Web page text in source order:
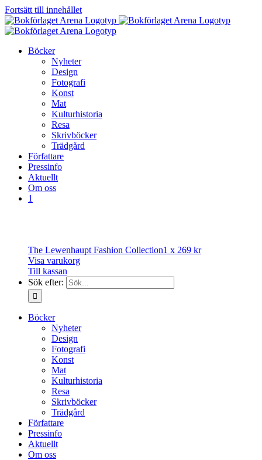
Fortsätt till innehållet
Böcker
Nyheter
Design
Fotografi
Konst
Mat
Kulturhistoria
Resa
Skrivböcker
Trädgård
Författare
Pressinfo
Aktuellt
Om oss
1
The Lewenhaupt Fashion Collection1 x 269 kr
Visa varukorg
Till kassan
Sök efter:
Böcker
Nyheter
Design
Fotografi
Konst
Mat
Kulturhistoria
Resa
Skrivböcker
Trädgård
Författare
Pressinfo
Aktuellt
Om oss